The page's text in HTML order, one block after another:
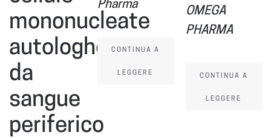
mononucleate
autologhe
da
sangue
periferico
Pharma
CONTINUA A
LEGGERE
OMEGA
PHARMA
CONTINUA A
LEGGERE